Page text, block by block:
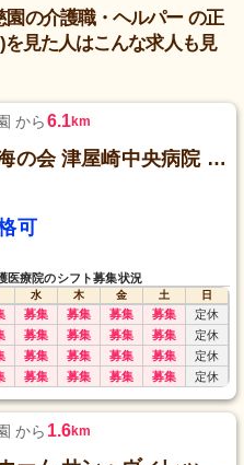
の介護職・ヘルパー の正
見た人はこんな求人も見
から6.1km
医療法人静かな海の会 津屋崎中央病院 介護医療院
可
医療院のシフト募集状況
水 木 金 土
日
募集 募集 募集 募集 定休
募集 募集 募集 募集 定休
募集 募集 募集 募集 定休
募集 募集 募集 募集 定休
から 1.6km